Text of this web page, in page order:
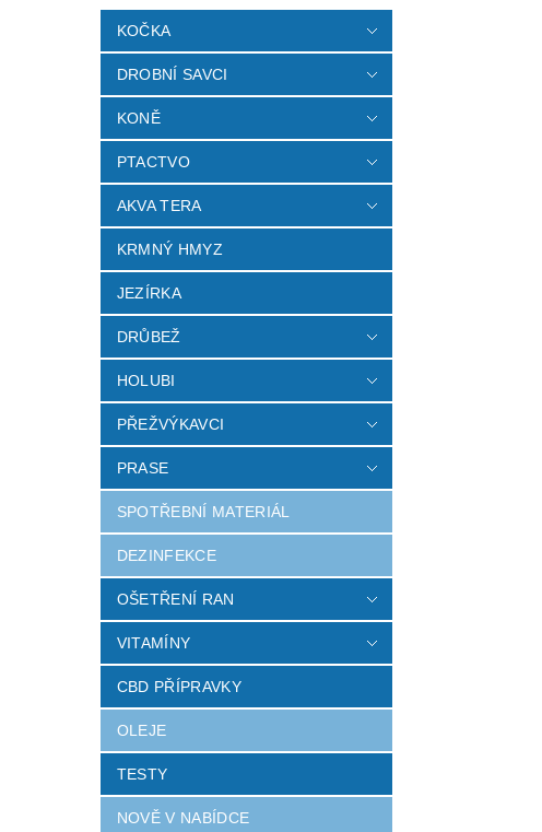
KOČKA
DROBNÍ SAVCI
KONĚ
PTACTVO
AKVA TERA
KRMNÝ HMYZ
JEZÍRKA
DRŮBEŽ
HOLUBI
PŘEŽVÝKAVCI
PRASE
SPOTŘEBNÍ MATERIÁL
DEZINFEKCE
OŠETŘENÍ RAN
VITAMÍNY
CBD PŘÍPRAVKY
OLEJE
TESTY
NOVĚ V NABÍDCE